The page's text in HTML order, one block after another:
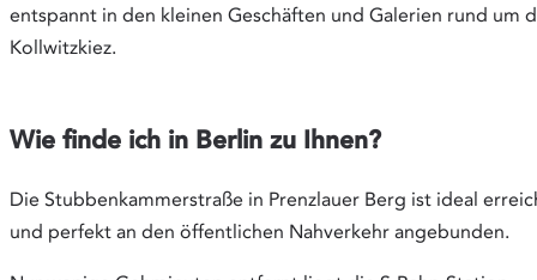
entspannt in den kleinen Geschäften und Galerien rund um
Kollwitzkiez.
Wie finde ich in Berlin zu Ihnen?
Die Stubbenkammerstraße in Prenzlauer Berg ist ideal
und perfekt an den öffentlichen Nahverkehr angebunden.